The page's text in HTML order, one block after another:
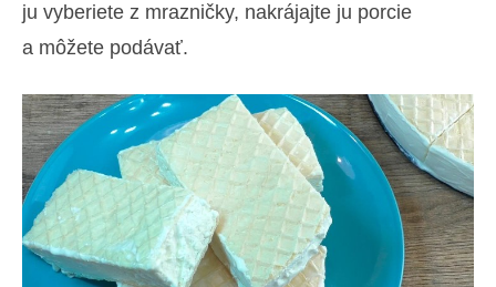
ju vyberiete z mrazničky, nakrájajte ju porcie
a môžete podávať.